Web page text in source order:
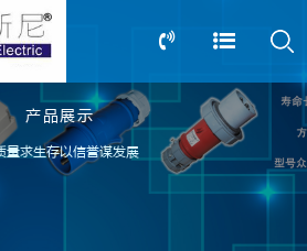
产品展示
量求生存以信誉谋发展
13805239166
0517-83612898